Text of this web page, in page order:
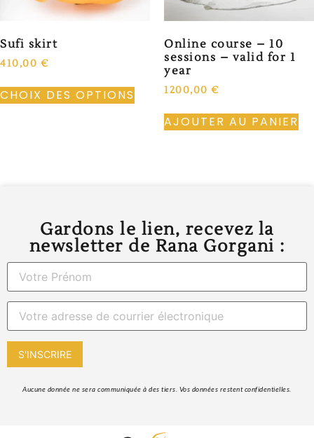
Sufi skirt
410,00 €
CHOIX DES OPTIONS
Online course – 10
sessions – valid for 1
year
1200,00 €
AJOUTER AU PANIER
Gardons le lien, recevez la
newsletter de Rana Gorgani :